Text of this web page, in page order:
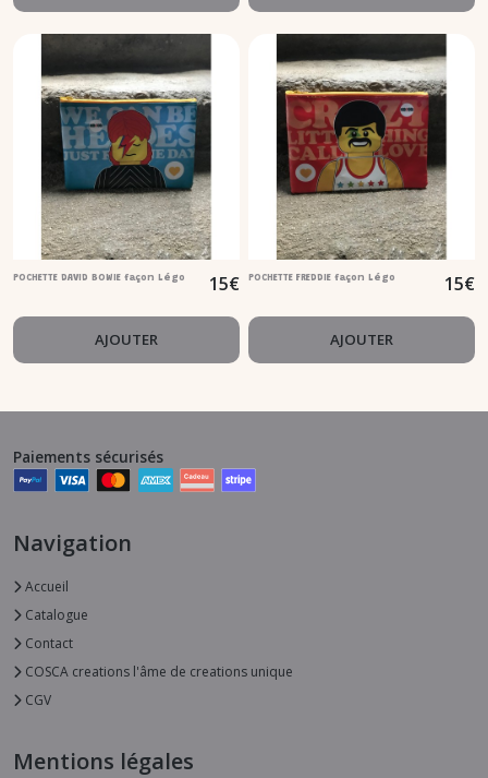
POCHETTE DAVID BOWIE façon Légo 15€
AJOUTER
POCHETTE FREDDIE façon Légo 15€
AJOUTER
Paiements sécurisés
Navigation
Accueil
Catalogue
Contact
COSCA creations l'âme de creations unique
CGV
Mentions légales